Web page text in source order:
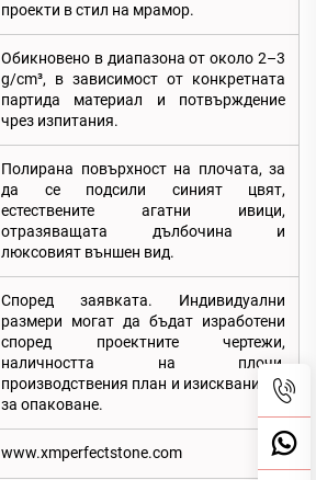
проекти в стил на мрамор.
Обикновено в диапазона от около 2–3
g/cm³, в зависимост от конкретната
партида материал и потвърждение
чрез изпитания.
Полирана повърхност на плочата, за
да се подсили синият цвят,
естествените агатни ивици,
отразяващата дълбочина и
люксовият външен вид.
Според заявката. Индивидуални
размери могат да бъдат изработени
според проектните чертежи,
наличността на плочи,
производствения план и изискванията
за опаковане.
www.xmperfectstone.com